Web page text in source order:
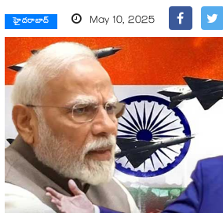
హైదరాబాద్ May 10, 2025